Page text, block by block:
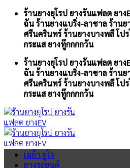
Skip
content
ร้านยางยุโรป ยางรันแฟลต ยาง
ฉัน ร้านยางแบริ่ง-ลาซาล ร้านย
ศรีนครินทร์ ร้านยางบางพลี โป
กระแส ยางทู๊กกกกวัน
ร้านยางยุโรป ยางรันแฟลต ยาง
ฉัน ร้านยางแบริ่ง-ลาซาล ร้านย
ศรีนครินทร์ ร้านยางบางพลี โป
กระแส ยางทู๊กกกกวัน
เมก้า ยูโร
ยางรถยนต์